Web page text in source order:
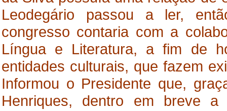
Leodegário passou a ler,
congresso contaria com a
Língua e Literatura, a fim de
entidades culturais, que fazem
Informou o Presidente que,
Henriques, dentro em breve